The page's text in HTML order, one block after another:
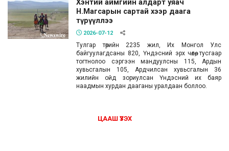
Хэнтий аймгийн алдарт уяач
Н.Магсарын сартай хээр даага
түрүүллээ
2026-07-12
Тулгар төрийн 2235 жил, Их Монгол Улс
байгуулагдсаны 820, Үндэсний эрх чөлөө, тусгаар
тогтнолоо сэргээн мандуулсны 115, Ардын
хувьсгалын 105, Ардчилсан хувьсгалын 36
жилийн ойд зориулсан Үндэсний их баяр
наадмын хурдан дааганы уралдаан боллоо.
ЦААШ ҮЗЭХ